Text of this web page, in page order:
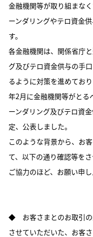
金融機関等が取り組まな
ーンダリングやテロ資金
す。
各金融機関は、関係省庁
グ及びテロ資金供与の手
るように対策を進めてお
年2月に金融機関等がとる
ーンダリング及びテロ資
定、公表しました。
このような背景から、お
て、以下の通り確認等を
ご協力のほど、お願い申し
◆ お客さまとのお取引の
させていただいた、お客